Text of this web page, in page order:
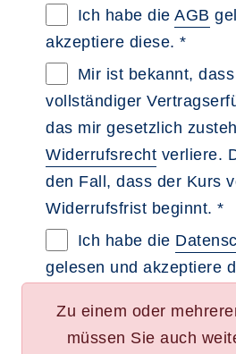
Allgemeine
Ich habe die AGB
akzeptiere diese. *
Widerrufsbelehrung
Mir ist bekannt,
vollständiger
das mir gesetzlich
Widerrufsrecht verliere.
den Fall, dass der Kurs
Widerrufsfrist beginnt. *
Ich habe die
gelesen und akzeptiere
Zu einem oder
müssen Sie auch